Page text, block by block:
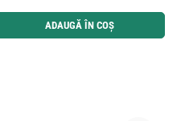
utilizați butoanele pentru a mări sau micșora
ADAUGĂ ÎN COȘ